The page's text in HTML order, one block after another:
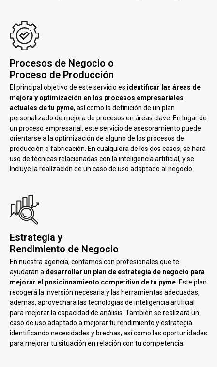
Procesos de Negocio o
Proceso de Producción
El principal objetivo de este servicio es identificar las áreas de
mejora y optimización en los procesos empresariales
actuales de tu pyme, así como la definición de un plan
personalizado de mejora de procesos en áreas clave. En lugar de
un proceso empresarial, este servicio de asesoramiento puede
orientarse a la optimización de alguno de los procesos de
producción o fabricación. En cualquiera de los dos casos, se hará
uso de técnicas relacionadas con la inteligencia artificial, y se
incluye la realización de un caso de uso adaptado al negocio.
Estrategia y
Rendimiento de Negocio
En nuestra agencia; contamos con profesionales que te
ayudaran a desarrollar un plan de estrategia de negocio para
mejorar el posicionamiento competitivo de tu pyme . Este plan
recogerá la inversión necesaria y las herramientas adecuadas,
además, aprovechará las tecnologías de inteligencia artificial
para mejorar la capacidad de análisis. También se realizará un
caso de uso adaptado a mejorar tu rendimiento y estrategia
identificando necesidades y brechas, así como las oportunidades
para mejorar tu situación en relación con tu competencia.